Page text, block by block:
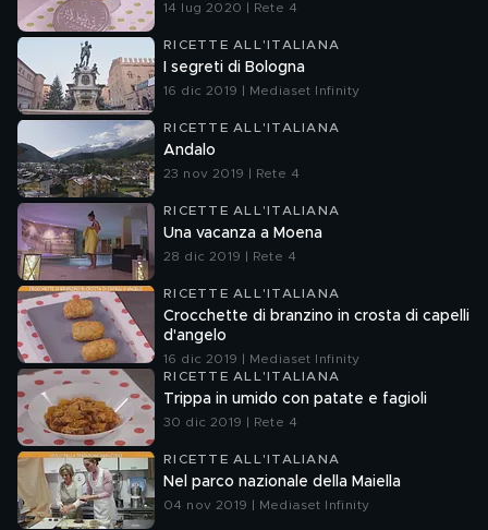
14 lug 2020 | Rete 4
RICETTE ALL'ITALIANA
I segreti di Bologna
16 dic 2019 | Mediaset Infinity
RICETTE ALL'ITALIANA
Andalo
23 nov 2019 | Rete 4
RICETTE ALL'ITALIANA
Una vacanza a Moena
28 dic 2019 | Rete 4
RICETTE ALL'ITALIANA
Crocchette di branzino in crosta di capelli
d'angelo
16 dic 2019 | Mediaset Infinity
RICETTE ALL'ITALIANA
Trippa in umido con patate e fagioli
30 dic 2019 | Rete 4
RICETTE ALL'ITALIANA
Nel parco nazionale della Maiella
04 nov 2019 | Mediaset Infinity